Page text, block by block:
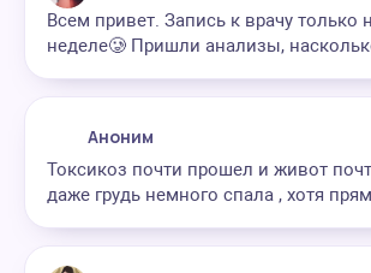
Всем привет. Запись к врачу только
неделе🥲 Пришли анализы,
Аноним
Токсикоз почти прошел и живот
даже грудь немного спала , хотя